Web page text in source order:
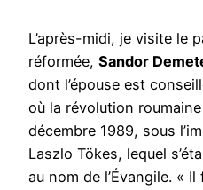
L’après-midi, je visite le
réformée, Sandor
dont l’épouse est
où la révolution
décembre 1989, sous
Laszlo Tökes, lequel
au nom de l’Évangile. «